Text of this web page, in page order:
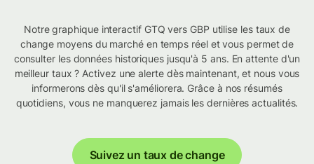
Notre graphique interactif GTQ vers GBP utilise les taux de
change moyens du marché en temps réel et vous permet de
consulter les données historiques jusqu'à 5 ans. En attente d'un
meilleur taux ? Activez une alerte dès maintenant, et nous vous
informerons dès qu'il s'améliorera. Grâce à nos résumés
quotidiens, vous ne manquerez jamais les dernières actualités.
Suivez un taux de change